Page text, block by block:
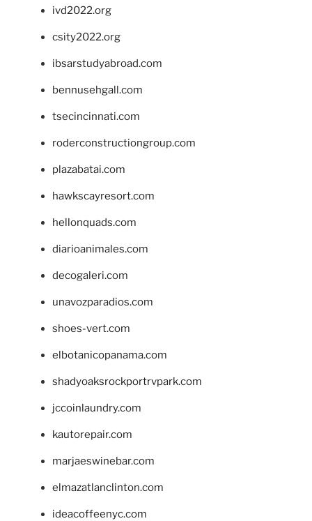
ivd2022.org
csity2022.org
ibsarstudyabroad.com
bennusehgall.com
tsecincinnati.com
roderconstructiongroup.com
plazabatai.com
hawkscayresort.com
hellonquads.com
diarioanimales.com
decogaleri.com
unavozparadios.com
shoes-vert.com
elbotanicopanama.com
shadyoaksrockportrvpark.com
jccoinlaundry.com
kautorepair.com
marjaeswinebar.com
elmazatlanclinton.com
ideacoffeenyc.com